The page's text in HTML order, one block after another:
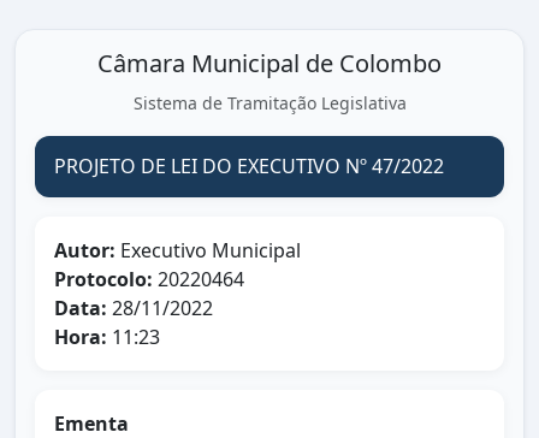
Câmara Municipal de Colombo
Sistema de Tramitação Legislativa
PROJETO DE LEI DO EXECUTIVO Nº 47/2022
Autor: Executivo Municipal
Protocolo: 20220464
Data: 28/11/2022
Hora: 11:23
Ementa